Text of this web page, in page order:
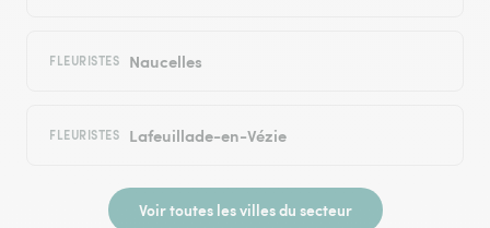
FLEURISTES Naucelles
FLEURISTES Lafeuillade-en-Vézie
Voir toutes les villes du secteur